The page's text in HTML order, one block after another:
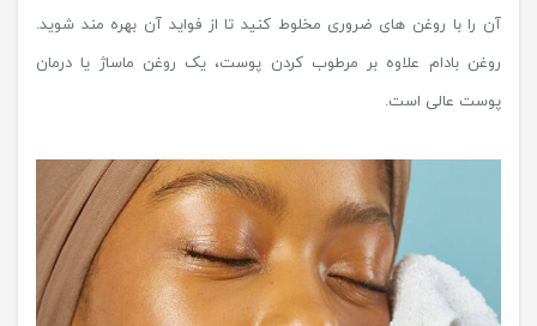
آن را با روغن های ضروری مخلوط کنید تا از فواید آن بهره مند شوید.
روغن بادام علاوه بر مرطوب کردن پوست، یک روغن ماساژ یا درمان
پوست عالی است.